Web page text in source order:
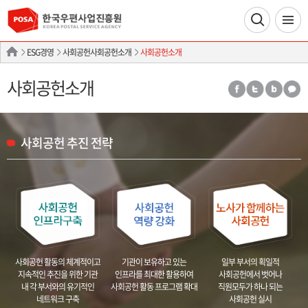
ESG경영 사회공헌사회공헌소개 사회공헌소개
사회공헌소개
사회공헌 추진 전략
사회공헌 활동의 체계적이고
지속적인 추진을 위한 기관
내각 부서와의 유기적인
네트워크 구축
기관이 보유하고 있는
인프라를최대한 활용하여
사회공헌 활동프로그램 확대
일부 부서의 획일적
사회공헌에서 벗어나
직원모두가 하나 되는
사회공헌 실시